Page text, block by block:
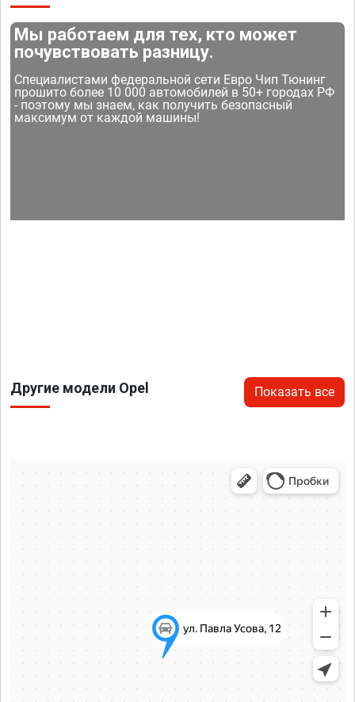
Мы работаем для тех, кто может
почувствовать разницу.
Специалистами федеральной сети Евро Чип Тюнинг
прошито более 10 000 автомобилей в 50+ городах РФ
- поэтому мы знаем, как получить безопасный
максимум от каждой машины!
Другие модели Opel Показать все